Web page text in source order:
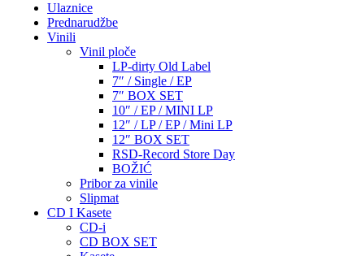
Ulaznice
Prednarudžbe
Vinili
Vinil ploče
LP-dirty Old Label
7″ / Single / EP
7″ BOX SET
10″ / EP / MINI LP
12″ / LP / EP / Mini LP
12″ BOX SET
RSD-Record Store Day
BOŽIĆ
Pribor za vinile
Slipmat
CD I Kasete
CD-i
CD BOX SET